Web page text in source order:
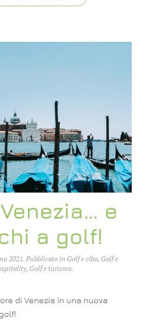
e
a golf!
2021. Pubblicato in Golf e cibo, Golf e
, Golf e turismo.
di Venezia in una nuova